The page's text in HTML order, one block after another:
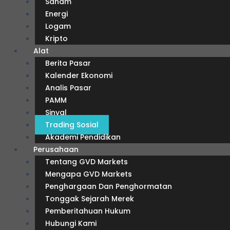
Energi
Logam
Kripto
Alat
Berita Pasar
Kalender Ekonomi
Analis Pasar
PAMM
Sinyal
Trading Sosial
Akademi Pendidikan
Perusahaan
Tentang GVD Markets
Mengapa GVD Markets
Penghargaan Dan Penghormatan
Tonggak Sejarah Merek
Pemberitahuan Hukum
Hubungi Kami